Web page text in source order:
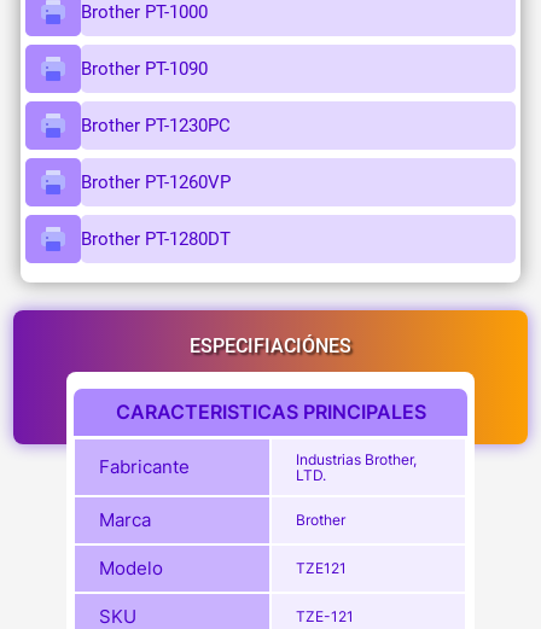
Brother PT-1000
Brother PT-1090
Brother PT-1230PC
Brother PT-1260VP
Brother PT-1280DT
ESPECIFIACIÓNES
CARACTERISTICAS PRINCIPALES
Fabricante
Industrias Brother,
LTD.
Marca Brother
Modelo TZE121
SKU TZE-121